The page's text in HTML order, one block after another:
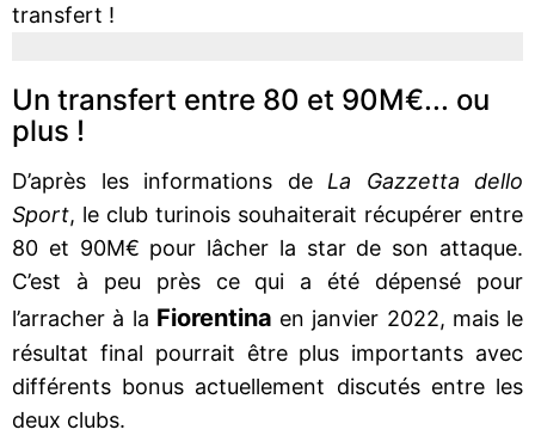
transfert !
Un transfert entre 80 et 90M€... ou
plus !
D’après les informations de La Gazzetta dello
Sport, le club turinois souhaiterait récupérer entre
80 et 90M€ pour lâcher la star de son attaque.
C’est à peu près ce qui a été dépensé pour
l’arracher à la Fiorentina en janvier 2022, mais le
résultat final pourrait être plus importants avec
différents bonus actuellement discutés entre les
deux clubs.